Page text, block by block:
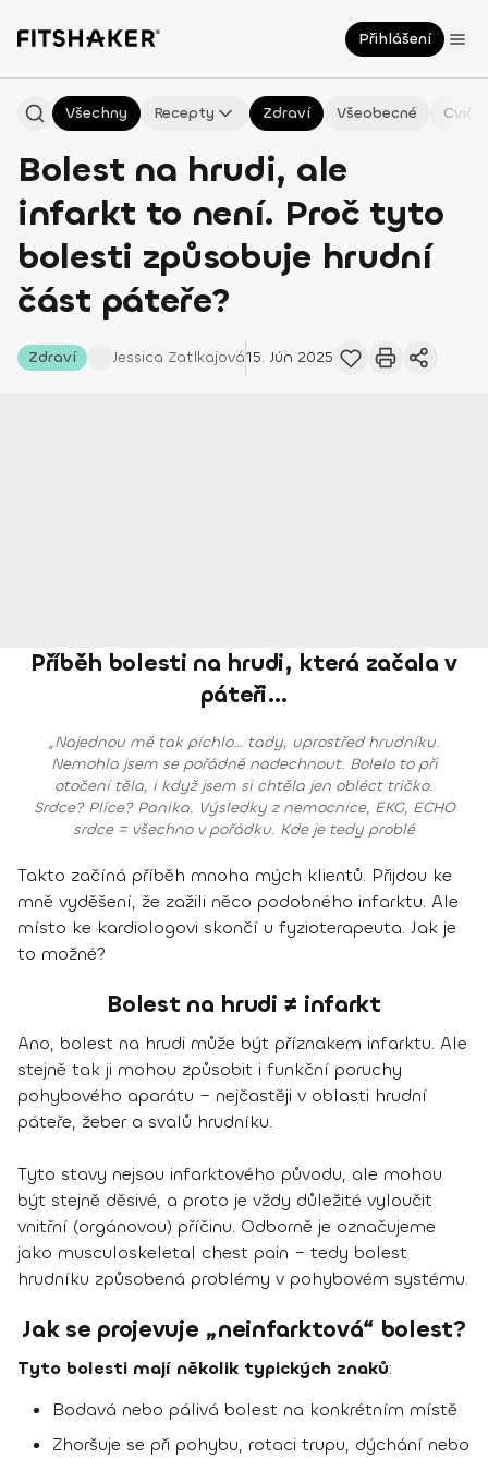
Přihlášení
Všechny Recepty Zdraví Všeobecné
Bolest na hrudi, ale
infarkt to není. Proč tyto
bolesti způsobuje hrudní
část páteře?
Zdraví Jessica Zatlkajová15. Jún 2025
Příběh bolesti na hrudi, která začala v
páteři…
„Najednou mě tak píchlo… tady, uprostřed hrudníku.
Nemohla jsem se pořádně nadechnout. Bolelo to při
otočení těla, i když jsem si chtěla jen obléct tričko.
Srdce? Plíce? Panika. Výsledky z nemocnice, EKG, ECHO
srdce = všechno v pořádku. Kde je tedy problé
Takto začíná příběh mnoha mých klientů. Přijdou ke
mně vyděšení, že zažili něco podobného infarktu. Ale
místo ke kardiologovi skončí u fyzioterapeuta. Jak je
to možné?
Bolest na hrudi ≠ infarkt
Ano, bolest na hrudi může být příznakem infarktu. Ale
stejně tak ji mohou způsobit i funkční poruchy
pohybového aparátu – nejčastěji v oblasti hrudní
páteře, žeber a svalů hrudníku.
Tyto stavy nejsou infarktového původu, ale mohou
být stejně děsivé, a proto je vždy důležité vyloučit
vnitřní (orgánovou) příčinu. Odborně je označujeme
jako musculoskeletal chest pain – tedy bolest
hrudníku způsobená problémy v pohybovém systému.
Jak se projevuje „neinfarktová“ bolest?
Tyto bolesti mají několik typických znaků:
Bodavá nebo pálivá bolest na konkrétním místě
Zhoršuje se při pohybu, rotaci trupu, dýchání nebo